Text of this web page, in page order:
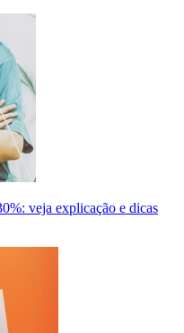
veja explicação e dicas